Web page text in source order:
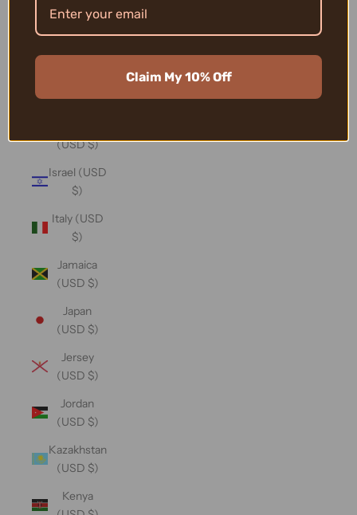
Iraq (USD
(USD $)
(USD $)
Israel (USD
$)
Italy (USD
$)
Jamaica
(USD $)
Japan
(USD $)
Jersey
(USD $)
Jordan
(USD $)
Kazakhstan
(USD $)
Kenya
Claim My 10% Off